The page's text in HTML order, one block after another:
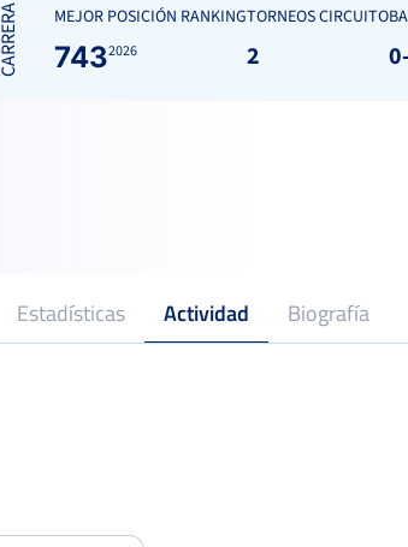
CARRERA MEJOR POSICIÓN RANKING
7432026
TORNEOS CIRCUITO
2
Estadísticas Actividad Biografía